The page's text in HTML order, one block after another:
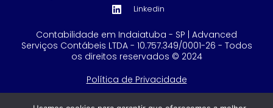
Linkedin
Contabilidade em Indaiatuba - SP | Advanced
Serviços Contábeis LTDA - 10.757.349/0001-26 - Todos
os direitos reservados © 2024
Política de Privacidade
Feito com
por GRUPO DPG